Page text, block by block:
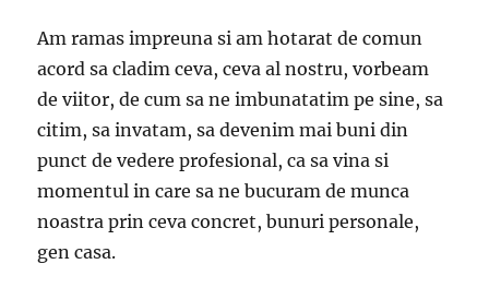
Am ramas impreuna si am hotarat de comun
acord sa cladim ceva, ceva al nostru, vorbeam
de viitor, de cum sa ne imbunatatim pe sine, sa
citim, sa invatam, sa devenim mai buni din
punct de vedere profesional, ca sa vina si
momentul in care sa ne bucuram de munca
noastra prin ceva concret, bunuri personale,
gen casa.